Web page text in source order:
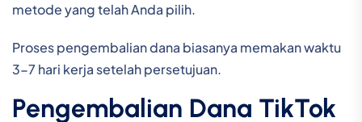
metode yang telah Anda pilih.
Proses pengembalian dana biasanya memakan waktu
3-7 hari kerja setelah persetujuan.
Pengembalian Dana TikTok